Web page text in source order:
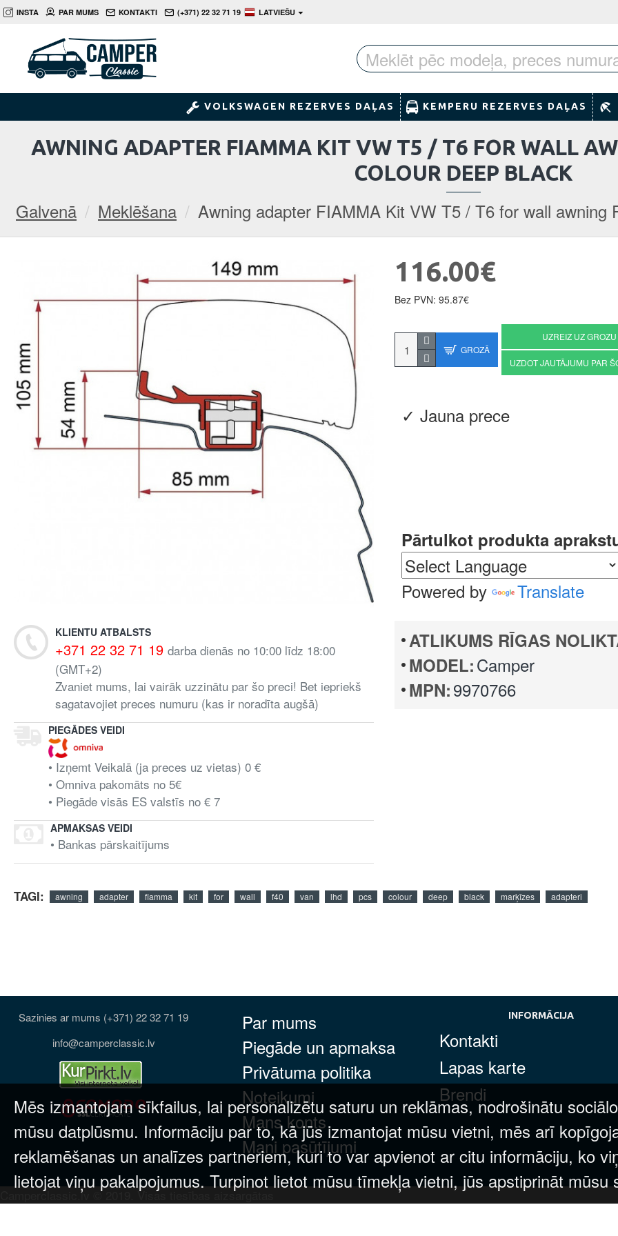
INSTA PAR MUMS KONTAKTI (+371) 22 32 71 19 LATVIEŠU
VOLKSWAGEN REZERVES DAĻAS KEMPERU REZERVES DAĻAS
Galvenā Meklēšana Awning adapter FIAMMA Kit VW T5 / T6 for wall awning
AWNING ADAPTER FIAMMA KIT VW T5 / T6 FOR WALL
COLOUR DEEP BLACK
PIEGĀDES VEIDI
• Izņemt Veikalā (ja preces uz vietas) 0 €
• Omniva pakomāts no 5€
• Piegāde visās ES valstīs no € 7
KLIENTU ATBALSTS
+371 22 32 71 19 darba dienās no 10:00 līdz 18:00
(GMT+2)
Zvaniet mums, lai vairāk uzzinātu par šo preci! Bet iepriekš
sagatavojiet preces numuru (kas ir noradīta augšā)
APMAKSAS VEIDI
• Bankas pārskaitījums
✓ Jauna prece
Pārtulkot produkta
Powered by Translate
ATLIKUMS RĪGAS
MODEL:Camper
MPN:9970766
116.00€
Bez PVN: 95.87€
GROZĀ
UZREIZ UZ GROZU
UZDOT JAUTĀJUMU PAR
TAGI: awning adapter fiamma kit for wall f40 van lhd pcs colour deep black marķīzes adapteri
Sazinies ar mums (+371) 22 32 71 19
info@camperclassic.lv
Par mums
Piegāde un apmaksa
Privātuma politika
Noteikumi
Mans konts
Mani pasūtījumi
INFORMĀCIJA
Kontakti
Lapas karte
Brendi
Camperclassic.lv © 2019. Visas tiesības aizsargātas
Mēs izmantojam sīkfailus, lai personalizētu saturu un reklāmas, nodrošinātu
mūsu datplūsmu. Informāciju par to, kā jūs izmantojat mūsu vietni, mēs arī
reklamēšanas un analīzes partneriem, kuri to var apvienot ar citu informāciju, ko
lietojat viņu pakalpojumus. Turpinot lietot mūsu tīmekļa vietni, jūs apstiprināt mūsu